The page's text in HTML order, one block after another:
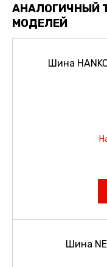
АНАЛОГИЧНЫЙ
МОДЕЛЕЙ
Шина
Шина